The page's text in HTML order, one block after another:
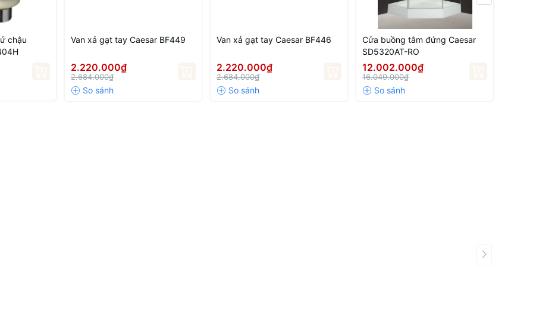
tốt nhất
chậu
Van xả gạt tay Caesar BF449
2.220.000₫
2.684.000₫
Van xả gạt tay Caesar BF446
2.220.000₫
2.684.000₫
Cửa buồng tắm đứng Caesar
SD5320AT-RO
12.002.000₫
16.049.000₫